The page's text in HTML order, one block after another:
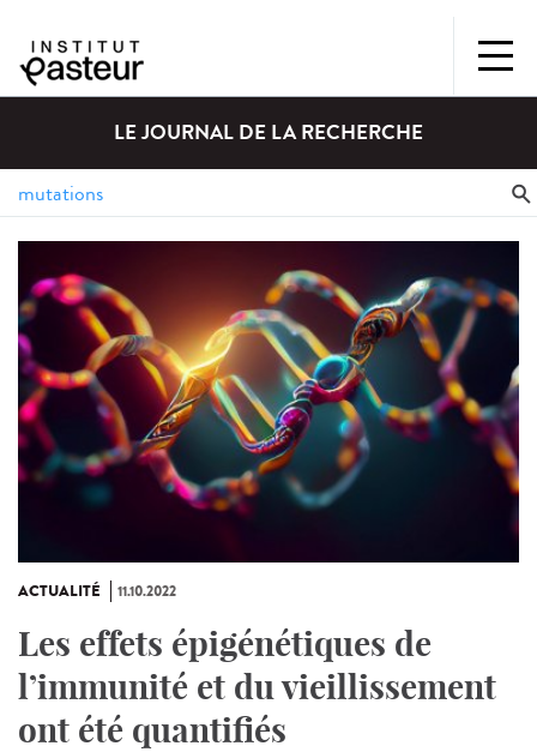
LE JOURNAL DE LA RECHERCHE
ACTUALITÉ 11.10.2022
Les effets épigénétiques de
l’immunité et du vieillissement
ont été quantifiés